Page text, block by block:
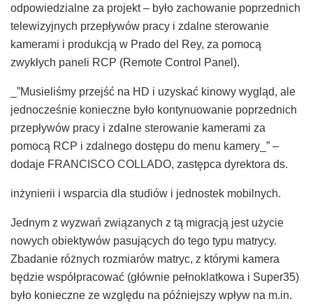
odpowiedzialne za projekt – było zachowanie poprzednich
telewizyjnych przepływów pracy i zdalne sterowanie
kamerami i produkcją w Prado del Rey, za pomocą
zwykłych paneli RCP (Remote Control Panel).
_”Musieliśmy przejść na HD i uzyskać kinowy wygląd, ale
jednocześnie konieczne było kontynuowanie poprzednich
przepływów pracy i zdalne sterowanie kamerami za
pomocą RCP i zdalnego dostępu do menu kamery_” –
dodaje FRANCISCO COLLADO, zastępca dyrektora ds.
inżynierii i wsparcia dla studiów i jednostek mobilnych.
Jednym z wyzwań związanych z tą migracją jest użycie
nowych obiektywów pasujących do tego typu matrycy.
Zbadanie różnych rozmiarów matryc, z którymi kamera
będzie współpracować (głównie pełnoklatkowa i Super35)
było konieczne ze względu na późniejszy wpływ na m.in.